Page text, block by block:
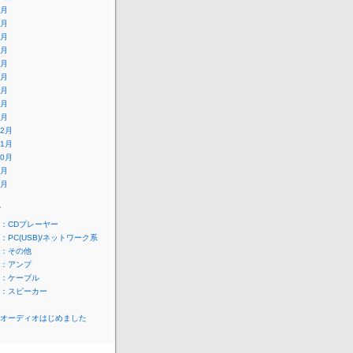
月
月
月
CDプレーヤー
PC(USB)/ネットワーク系
その他
アンプ
ケーブル
スピーカー
ーディオはじめました